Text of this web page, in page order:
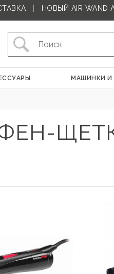
НОВЫЙ AIR WAND
МАШИНКИ И